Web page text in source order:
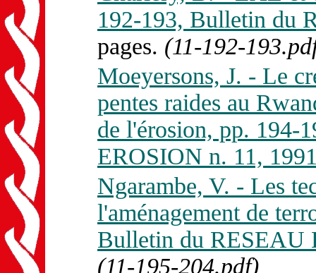
192-193, Bulletin du
pages. (11-192-
Moeyersons, J. - Le
pentes raides au
de l'érosion, pp. 194-
EROSION n. 11,
Ngarambe, V. - Les
l'aménagement de
Bulletin du RESEAU
(11-195-204.pdf)